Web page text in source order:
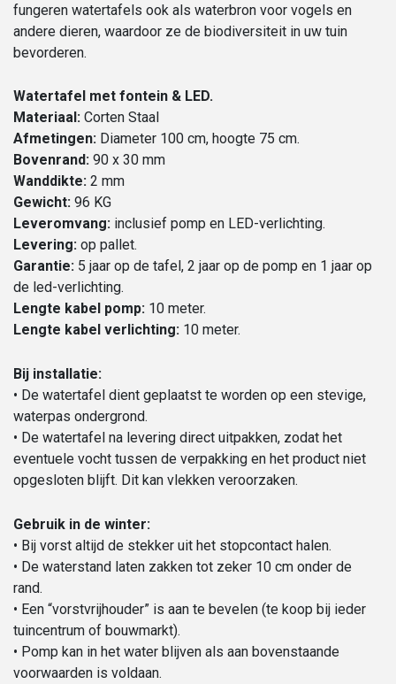
fungeren watertafels ook als waterbron voor vogels en
andere dieren, waardoor ze de biodiversiteit in uw tuin
bevorderen.
Watertafel met fontein & LED.
Materiaal: Corten Staal
Afmetingen: Diameter 100 cm, hoogte 75 cm.
Bovenrand: 90 x 30 mm
Wanddikte: 2 mm
Gewicht: 96 KG
Leveromvang: inclusief pomp en LED-verlichting.
Levering: op pallet.
Garantie: 5 jaar op de tafel, 2 jaar op de pomp en 1 jaar op
de led-verlichting.
Lengte kabel pomp: 10 meter.
Lengte kabel verlichting: 10 meter.
Bij installatie:
• De watertafel dient geplaatst te worden op een stevige,
waterpas ondergrond.
• De watertafel na levering direct uitpakken, zodat het
eventuele vocht tussen de verpakking en het product niet
opgesloten blijft. Dit kan vlekken veroorzaken.
Gebruik in de winter:
• Bij vorst altijd de stekker uit het stopcontact halen.
• De waterstand laten zakken tot zeker 10 cm onder de
rand.
• Een “vorstvrijhouder” is aan te bevelen (te koop bij ieder
tuincentrum of bouwmarkt).
• Pomp kan in het water blijven als aan bovenstaande
voorwaarden is voldaan.